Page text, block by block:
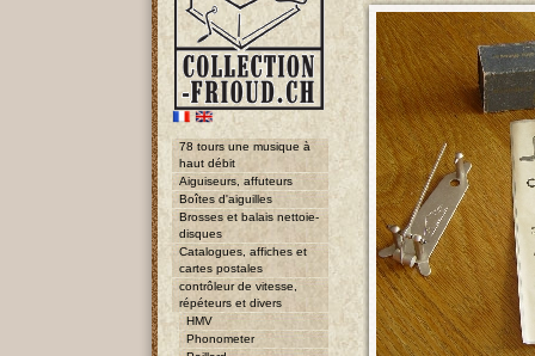
78 tours une musique à
haut débit
Aiguiseurs, affuteurs
Boîtes d'aiguilles
Brosses et balais nettoie-
disques
Catalogues, affiches et
cartes postales
contrôleur de vitesse,
répéteurs et divers
HMV
Phonometer